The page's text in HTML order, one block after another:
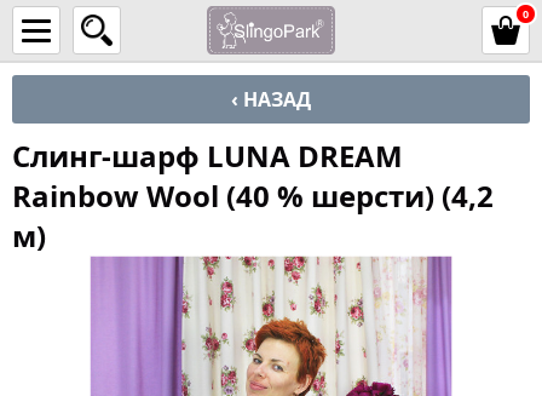
0
‹ НАЗАД
Слинг-шарф LUNA DREAM
Rainbow Wool (40 % шерсти) (4,2
м)